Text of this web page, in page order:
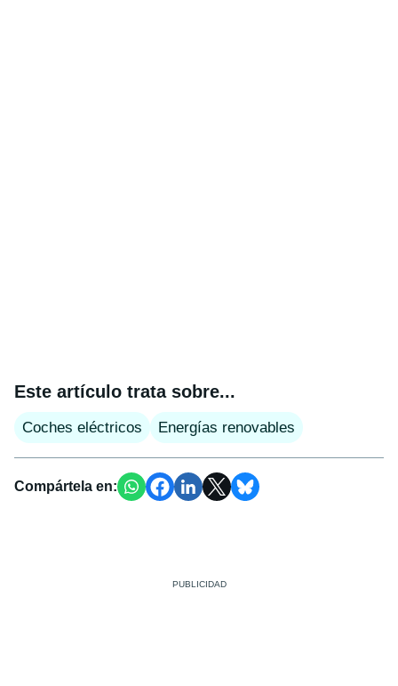
Este artículo trata sobre...
Coches eléctricos Energías renovables
Compártela en: